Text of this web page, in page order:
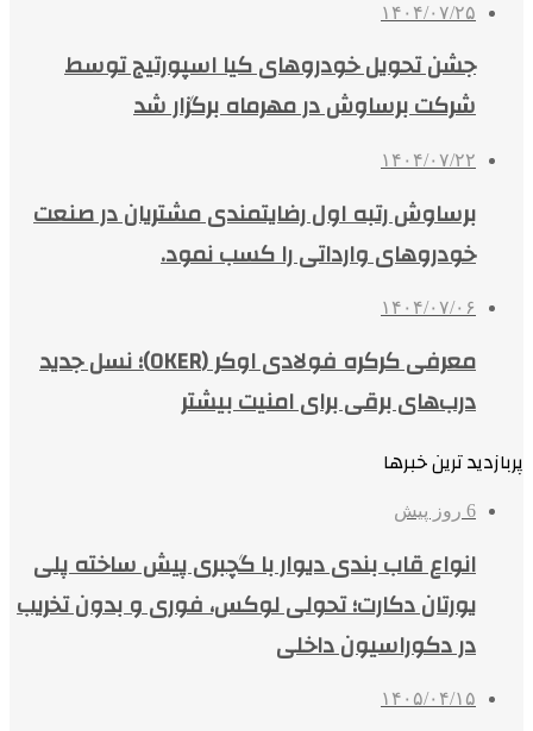
۱۴۰۴/۰۷/۲۵
جشن تحویل خودروهای کیا اسپورتیج توسط
شرکت برساوش در مهرماه برگزار شد
۱۴۰۴/۰۷/۲۲
برساوش رتبه اول رضایتمندی مشتریان در صنعت
خودروهای وارداتی را کسب نمود.
۱۴۰۴/۰۷/۰۶
معرفی کرکره فولادی اوکر (OKER)؛ نسل جدید
درب‌های برقی برای امنیت بیشتر
پربازدید ترین خبرها
6 روز پیش
انواع قاب بندی دیوار با گچبری پیش ساخته پلی
یورتان دکارت؛ تحولی لوکس، فوری و بدون تخریب
در دکوراسیون داخلی
۱۴۰۵/۰۴/۱۵